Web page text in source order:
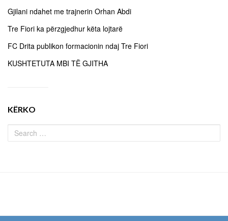
Gjilani ndahet me trajnerin Orhan Abdi
Tre Fiori ka përzgjedhur këta lojtarë
FC Drita publikon formacionin ndaj Tre Fiori
KUSHTETUTA MBI TË GJITHA
KËRKO